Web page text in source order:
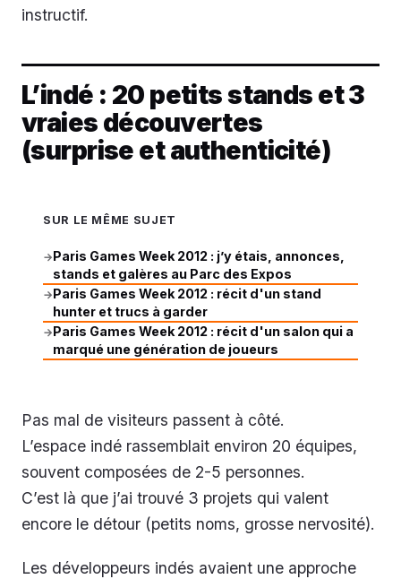
instructif.
L’indé : 20 petits stands et 3
vraies découvertes
(surprise et authenticité)
SUR LE MÊME SUJET
→Paris Games Week 2012 : j’y étais, annonces,
stands et galères au Parc des Expos
→Paris Games Week 2012 : récit d'un stand
hunter et trucs à garder
→Paris Games Week 2012 : récit d'un salon qui a
marqué une génération de joueurs
Pas mal de visiteurs passent à côté.
L’espace indé rassemblait environ 20 équipes,
souvent composées de 2-5 personnes.
C’est là que j’ai trouvé 3 projets qui valent
encore le détour (petits noms, grosse nervosité).
Les développeurs indés avaient une approche